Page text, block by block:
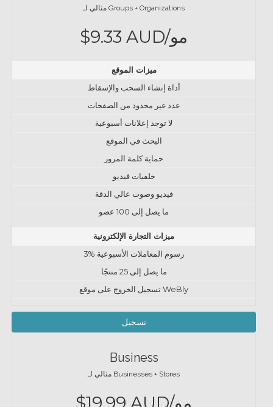
مثالي لـ Groups + Organizations
$9.33 AUD/مو
ميزات الموقع
أداة إنشاء السحب والإسقاط
عدد غير محدود من الصفحات
لا توجد إعلانات أسبوعية
البحث في الموقع
حماية كلمة المرور
خلفيات فيديو
فيديو وصوت عالي الدقة
ما يصل إلى 100 عضو
ميزات التجارة الإلكترونية
3% رسوم المعاملات الأسبوعية
ما يصل إلى 25 منتجًا
تسجيل الخروج على موقع WeBly
تسجيل
Business
مثالي لـ Businesses + Stores
$19.99 AUD/مو